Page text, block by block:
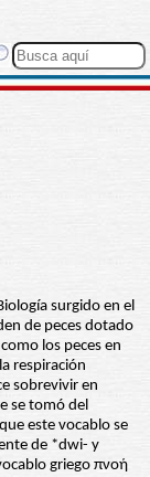
surgido en el
de peces dotado
los peces en
respiración
sobrevivir en
se tomó del
este vocablo se
de *dwi- y
griego πνοή